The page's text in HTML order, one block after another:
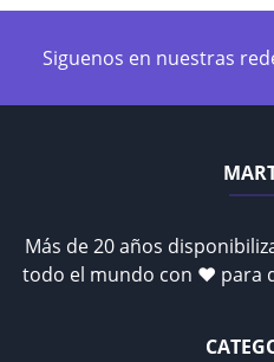
Siguenos en nuestras
Más de 20 años
todo el mundo con ♥ para